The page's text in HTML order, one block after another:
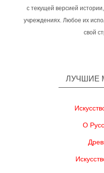
с текущей версией
учреждениях. Любое их
свой
ЛУЧШИЕ
О